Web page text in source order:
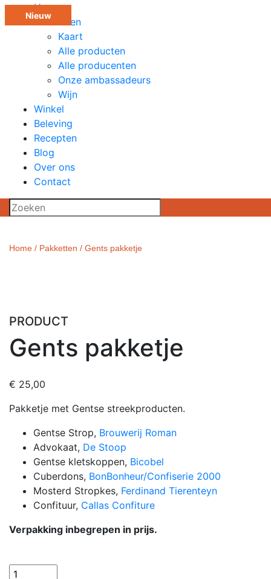
Home
Producten
Kaart
Alle producten
Alle producenten
Onze ambassadeurs
Wijn
Winkel
Beleving
Recepten
Blog
Over ons
Contact
Home / Pakketten / Gents pakketje
Bestseller
Bestseller
PRODUCT
Gents pakketje
€ 25,00
Pakketje met Gentse streekproducten.
Gentse Strop, Brouwerij Roman
Advokaat, De Stoop
Gentse kletskoppen, Bicobel
Cuberdons, BonBonheur/Confiserie 2000
Mosterd Stropkes, Ferdinand Tierenteyn
Confituur, Callas Confiture
Verpakking inbegrepen in prijs.
Gents
Nieuw